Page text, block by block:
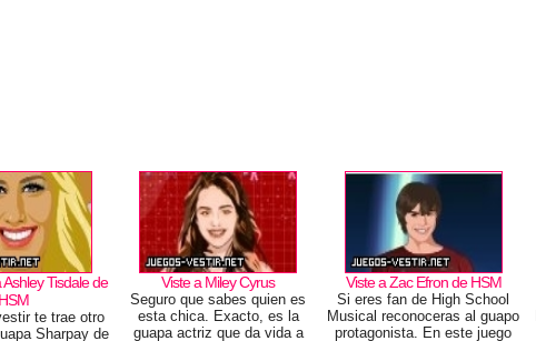
Tisdale de
HSM
te trae otro
Sharpay de
Viste a Miley Cyrus
Seguro que sabes quien es
esta chica. Exacto, es la
guapa actriz que da vida a
Viste a Zac Efron de HSM
Si eres fan de High School
Musical reconoceras al guapo
protagonista. En este juego